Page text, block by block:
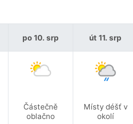
po 10. srp
Částečně
oblačno
út 11. srp
Místy déšť v
okolí